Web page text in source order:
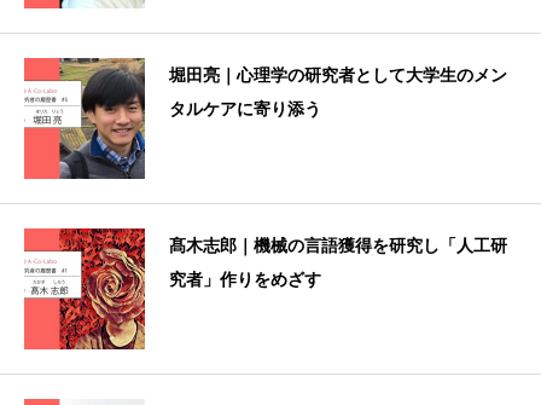
堀田亮｜心理学の研究者として大学生のメン
タルケアに寄り添う
髙木志郎｜機械の言語獲得を研究し「人工研
究者」作りをめざす